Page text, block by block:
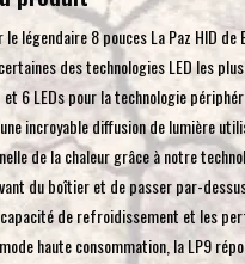
légendaire 8 pouces La Paz HID
des technologies LED les
6 LEDs pour la technologie
incroyable diffusion de lumière
de la chaleur grâce à notre
du boîtier et de passer par-
de refroidissement et les
haute consommation, la LP9